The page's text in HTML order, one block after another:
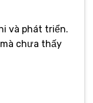
và phát triển.
chưa thấy